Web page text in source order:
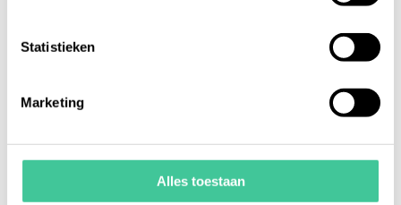
Statistieken
Marketing
Alles toestaan
Meer informatie